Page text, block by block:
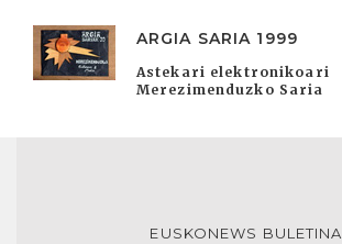
ARGIA SARIA 1999
Astekari elektronikoari
Merezimenduzko Saria
EUSKONEWS BULETINA